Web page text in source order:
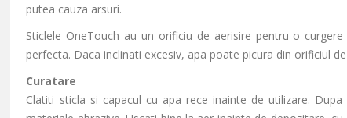
putea cauza arsuri.
Sticlele OneTouch au un orificiu de aerisire pentru o
perfecta. Daca inclinati excesiv, apa poate picura din orificiul
Curatare
Clatiti sticla si capacul cu apa rece inainte de utilizare.